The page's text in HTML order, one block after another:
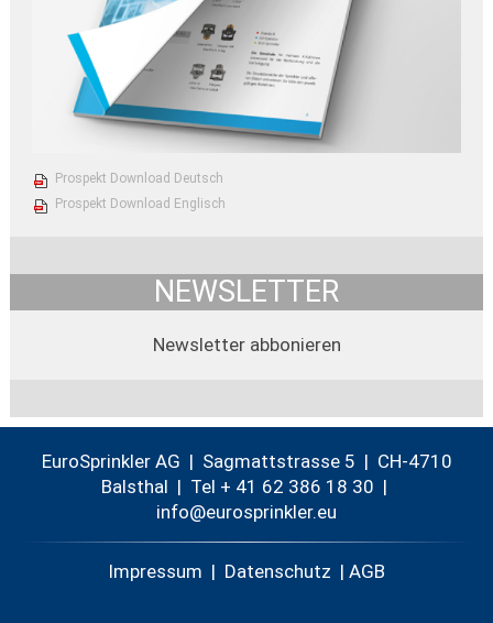
Prospekt Download Deutsch
Prospekt Download Englisch
NEWSLETTER
Newsletter abbonieren
EuroSprinkler AG | Sagmattstrasse 5 | CH-4710
Balsthal | Tel + 41 62 386 18 30 |
nf
r spr nkl r
Impressum | Datenschutz | AGB